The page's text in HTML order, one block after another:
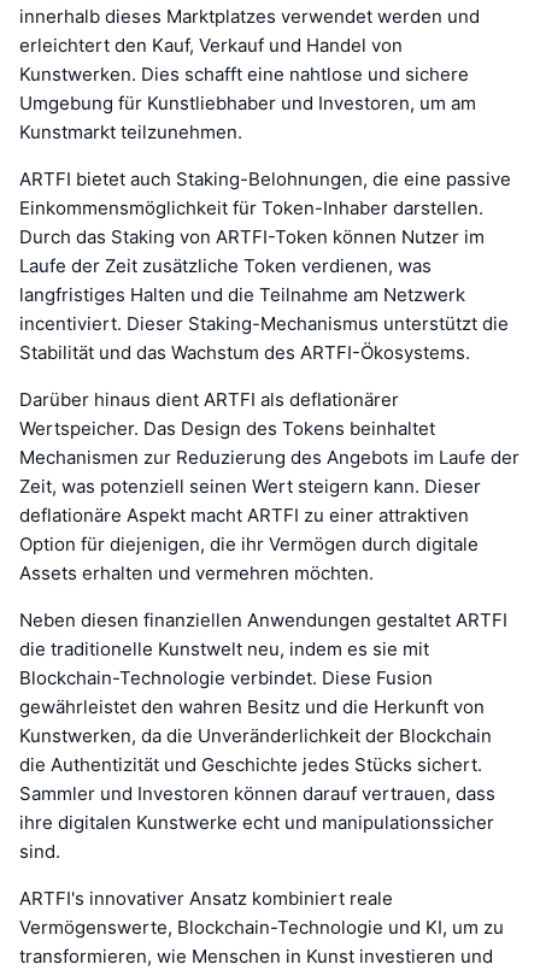
innerhalb dieses Marktplatzes verwendet werden und
erleichtert den Kauf, Verkauf und Handel von
Kunstwerken. Dies schafft eine nahtlose und sichere
Umgebung für Kunstliebhaber und Investoren, um am
Kunstmarkt teilzunehmen.
ARTFI bietet auch Staking-Belohnungen, die eine passive
Einkommensmöglichkeit für Token-Inhaber darstellen.
Durch das Staking von ARTFI-Token können Nutzer im
Laufe der Zeit zusätzliche Token verdienen, was
langfristiges Halten und die Teilnahme am Netzwerk
incentiviert. Dieser Staking-Mechanismus unterstützt die
Stabilität und das Wachstum des ARTFI-Ökosystems.
Darüber hinaus dient ARTFI als deflationärer
Wertspeicher. Das Design des Tokens beinhaltet
Mechanismen zur Reduzierung des Angebots im Laufe der
Zeit, was potenziell seinen Wert steigern kann. Dieser
deflationäre Aspekt macht ARTFI zu einer attraktiven
Option für diejenigen, die ihr Vermögen durch digitale
Assets erhalten und vermehren möchten.
Neben diesen finanziellen Anwendungen gestaltet ARTFI
die traditionelle Kunstwelt neu, indem es sie mit
Blockchain-Technologie verbindet. Diese Fusion
gewährleistet den wahren Besitz und die Herkunft von
Kunstwerken, da die Unveränderlichkeit der Blockchain
die Authentizität und Geschichte jedes Stücks sichert.
Sammler und Investoren können darauf vertrauen, dass
ihre digitalen Kunstwerke echt und manipulationssicher
sind.
ARTFI's innovativer Ansatz kombiniert reale
Vermögenswerte, Blockchain-Technologie und KI, um zu
transformieren, wie Menschen in Kunst investieren und